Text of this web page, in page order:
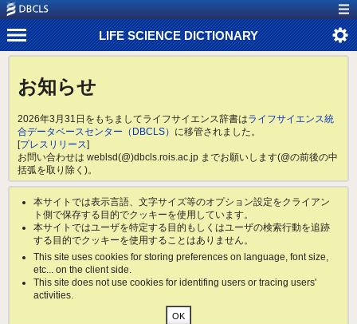
LIFE SCIENCE DICTIONARY
お知らせ
2026年3月31日をもちましてライフサイエンス辞書はライフサイエンス統
合データベースセンター（DBCLS） に移管されました。
[プレスリリース]
お問い合わせは weblsd(@)dbcls.rois.ac.jp までお願いします(@の前後の中
括弧を取り除く)。
本サイトでは表示言語、文字サイズ等のオプション設定をクライアン
ト側で保存する目的でクッキーを使用しています。
本サイトではユーザを特定する目的もしくはユーザの検索行動を追跡
する目的でクッキーを使用することはありません。
This site uses cookies for storing preferences on language, font size,
etc... on the client side.
This site does not use cookies for identifing users or tracing users'
activities.